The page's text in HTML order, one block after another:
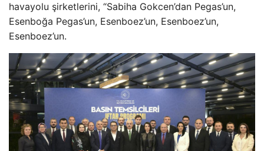
havayolu şirketlerini, “Sabiha Gokcen’dan Pegas’un,
Esenboğa Pegas’un, Esenboez’un, Esenboez’un,
Esenboez’un.